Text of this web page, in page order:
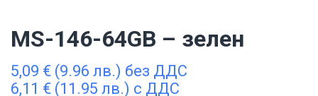
MS-146-64GB – зелен
5,09 € (9.96 лв.) без ДДС
6,11 € (11.95 лв.) с ДДС